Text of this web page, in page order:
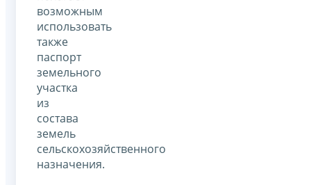
возможным
использовать
также
паспорт
земельного
участка
из
состава
земель
сельскохозяйственного
назначения.